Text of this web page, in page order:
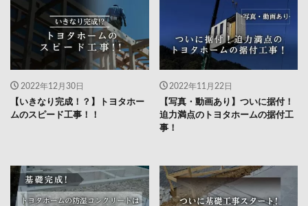
2022年12月30日
【いきなり完成！？】トヨタホー
ムのスピード工事！！
2022年11月22日
【写真・動画あり】ついに据付！
迫力満点のトヨタホームの据付工
事！